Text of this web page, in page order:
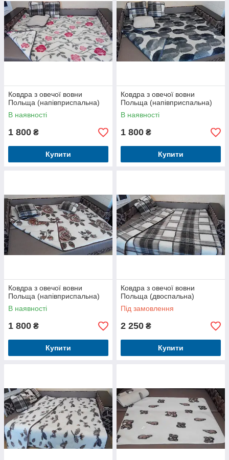
Ковдра з овечої вовни
Польща (напівприспальна)
В наявності
1 800 ₴
Купити
Ковдра з овечої вовни
Польща (напівприспальна)
В наявності
1 800 ₴
Купити
Ковдра з овечої вовни
Польща (напівприспальна)
В наявності
1 800 ₴
Купити
Ковдра з овечої вовни
Польща (двоспальна)
Під замовлення
2 250 ₴
Купити